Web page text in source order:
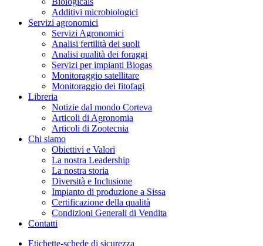
Additivi microbiologici
Servizi agronomici
Servizi Agronomici
Analisi fertilità dei suoli
Analisi qualità dei foraggi
Servizi per impianti Biogas
Monitoraggio satellitare
Monitoraggio dei fitofagi
Libreria
Notizie dal mondo Corteva
Articoli di Agronomia
Articoli di Zootecnia
Chi siamo
Obiettivi e Valori
La nostra Leadership
La nostra storia
Diversità e Inclusione
Impianto di produzione a Sissa
Certificazione della qualità
Condizioni Generali di Vendita
Contatti
Etichette-schede di sicurezza